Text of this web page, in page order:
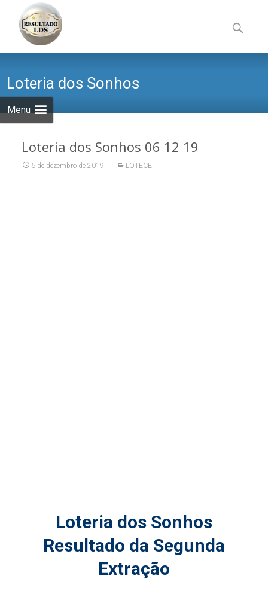
Menu
to
content
por:
Loteria dos Sonhos
Loteria dos Sonhos 06 12 19
6 de dezembro de 2019 LOTECE
Loteria dos Sonhos
Resultado da Segunda
Extração